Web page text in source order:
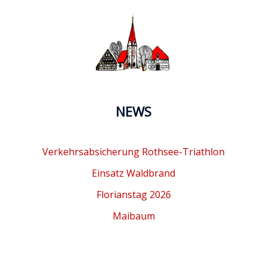
NEWS
Verkehrsabsicherung Rothsee-Triathlon
Einsatz Waldbrand
Florianstag 2026
Maibaum